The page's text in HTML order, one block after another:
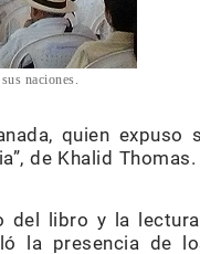
naciones.
quien expuso
de Khalid Thomas.
del libro y la
la presencia de